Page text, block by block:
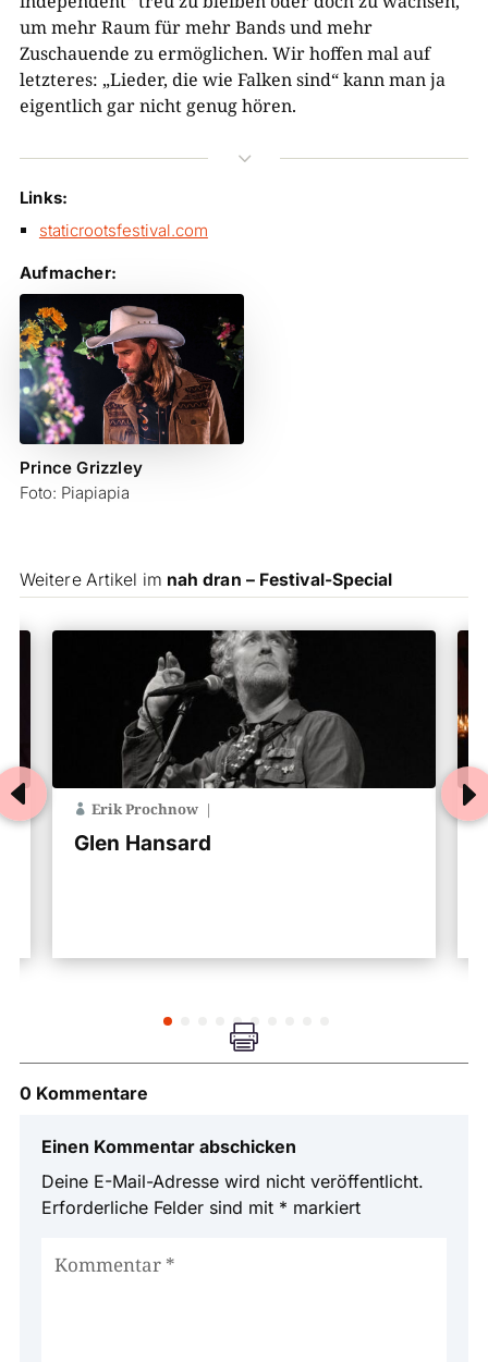
um mehr Raum für mehr Bands und mehr
Zuschauende zu ermöglichen. Wir hoffen mal auf
letzteres: „Lieder, die wie Falken sind“ kann man ja
eigentlich gar nicht genug hören.
3
Links:
staticrootsfestival.com
Aufmacher:
Prince Grizzley
Foto: Piapiapia
Weitere Artikel im nah dran – Festival-Special
Glen Hansard
Erik Prochnow

0 Kommentare
Einen Kommentar abschicken
Deine E-Mail-Adresse wird nicht veröffentlicht.
Erforderliche Felder sind mit * markiert